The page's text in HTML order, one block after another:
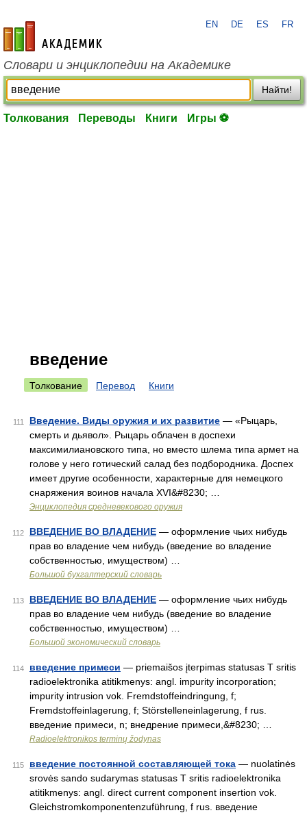
academic.ru
EN DE ES FR
Словари и энциклопедии на Академике
Найти!
Толкования Переводы Книги Игры ⚽
введение
Толкование Перевод Книги
111 Введение. Виды оружия и их развитие — «Рыцарь,
смерть и дьявол». Рыцарь облачен в доспехи
максимилиановского типа, но вместо шлема типа армет на
голове у него готический салад без подбородника. Доспех
имеет другие особенности, характерные для немецкого
снаряжения воинов начала XVI&#8230; …
Энциклопедия средневекового оружия
112 ВВЕДЕНИЕ ВО ВЛАДЕНИЕ — оформление чьих нибудь
прав во владение чем нибудь (введение во владение
собственностью, имуществом) …
Большой бухгалтерский словарь
113 ВВЕДЕНИЕ ВО ВЛАДЕНИЕ — оформление чьих нибудь
прав во владение чем нибудь (введение во владение
собственностью, имуществом) …
Большой экономический словарь
114 введение примеси — priemaišos įterpimas statusas T sritis
radioelektronika atitikmenys: angl. impurity incorporation;
impurity intrusion vok. Fremdstoffeindringung, f;
Fremdstoffeinlagerung, f; Störstelleneinlagerung, f rus.
введение примеси, n; внедрение примеси,&#8230; …
Radioelektronikos terminų žodynas
115 введение постоянной составляющей тока — nuolatinės
srovės sando sudarymas statusas T sritis radioelektronika
atitikmenys: angl. direct current component insertion vok.
Gleichstromkomponentenzuführung, f rus. введение